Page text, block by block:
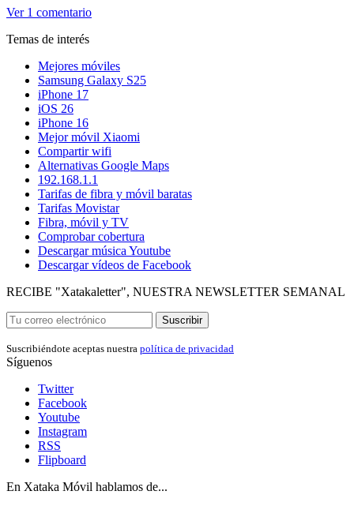
Ver 1 comentario
Temas de interés
Mejores móviles
Samsung Galaxy S25
iPhone 17
iOS 26
iPhone 16
Mejor móvil Xiaomi
Compartir wifi
Alternativas Google Maps
192.168.1.1
Tarifas de fibra y móvil baratas
Tarifas Movistar
Fibra, móvil y TV
Comprobar cobertura
Descargar música Youtube
Descargar vídeos de Facebook
RECIBE "Xatakaletter", NUESTRA NEWSLETTER SEMANAL
Suscribir
Suscribiéndote aceptas nuestra política de privacidad
Síguenos
Twitter
Facebook
Youtube
Instagram
RSS
Flipboard
En Xataka Móvil hablamos de...